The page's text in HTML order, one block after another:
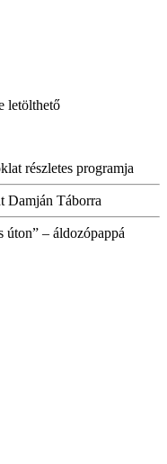
letölthető
részletes programja
Damján Táborra
úton” – áldozópappá